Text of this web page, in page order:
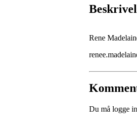
Rene
Du må logge